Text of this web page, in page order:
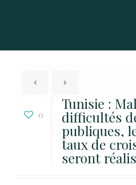
0
Tunisie :
difficultés
publiques,
taux de
seront